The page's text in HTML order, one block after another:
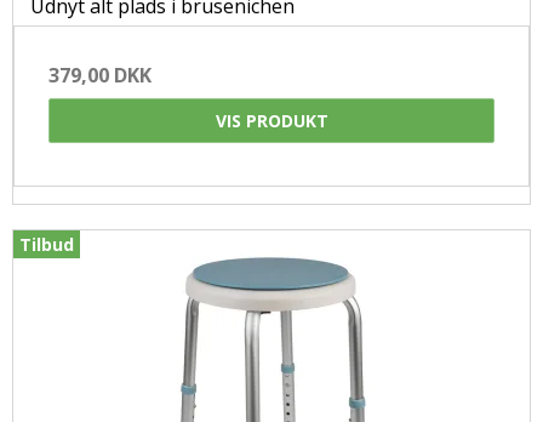
Udnyt alt plads i brusenichen
379,00 DKK
VIS PRODUKT
Tilbud